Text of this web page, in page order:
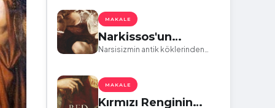
MAKALE
Narkissos'un
Aynasından Dorian
ve Günümüz İlişkileri
Narsisizmin antik köklerinden
Aynaları
MAKALE
Kırmızı Renginin